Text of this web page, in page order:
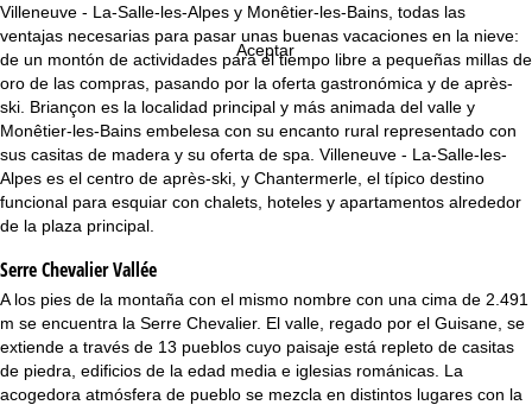
Aceptar
a
p
r
i
c
i
p
Villeneuve - La-Salle-les-Alpes y Monêtier-les-Bains, todas las
ventajas necesarias para pasar unas buenas vacaciones en la nieve:
de un montón de actividades para el tiempo libre a pequeñas millas de
oro de las compras, pasando por la oferta gastronómica y de après-
ski. Briançon es la localidad principal y más animada del valle y
Monêtier-les-Bains embelesa con su encanto rural representado con
sus casitas de madera y su oferta de spa. Villeneuve - La-Salle-les-
Alpes es el centro de après-ski, y Chantermerle, el típico destino
funcional para esquiar con chalets, hoteles y apartamentos alrededor
de la plaza principal.
Serre Chevalier Vallée
A los pies de la montaña con el mismo nombre con una cima de 2.491
m se encuentra la Serre Chevalier. El valle, regado por el Guisane, se
extiende a través de 13 pueblos cuyo paisaje está repleto de casitas
de piedra, edificios de la edad media e iglesias románicas. La
acogedora atmósfera de pueblo se mezcla en distintos lugares con la